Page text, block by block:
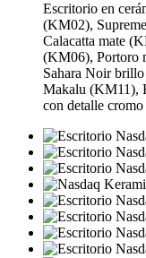
Escritorio en
(KM02),
Calacatta mate
(KM06), Portoro
Sahara Noir
Makalu (KM11),
con detalle